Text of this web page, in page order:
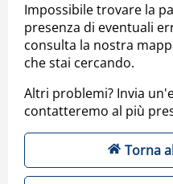
Impossibile trovare la
presenza di eventuali
consulta la nostra
che stai cercando.
Altri problemi? Invia
contatteremo al più
Torna